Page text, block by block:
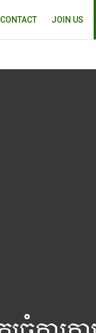
CONTACT JOIN US